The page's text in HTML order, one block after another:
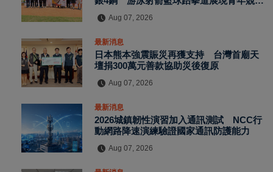
Aug 07, 2026
最新消息
日本熊本強震賑災再獲支持 台灣首廟天
壇捐300萬元善款協助災後復原
Aug 07, 2026
最新消息
2026城鎮韌性演習加入通訊測試 NCC行
動網路降速演練驗證國家通訊防護能力
Aug 07, 2026